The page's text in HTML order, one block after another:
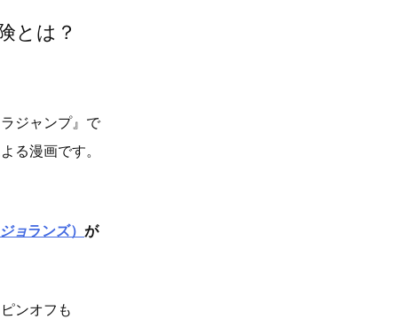
とは？
ジャンプ』で
る漫画です。
ョランズ） が
ンオフも